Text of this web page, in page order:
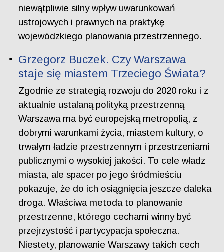
niewątpliwie silny wpływ uwarunkowań
ustrojowych i prawnych na praktykę
wojewódzkiego planowania przestrzennego.
Grzegorz Buczek. Czy Warszawa
staje się miastem Trzeciego Świata?
Zgodnie ze strategią rozwoju do 2020 roku i z
aktualnie ustalaną polityką przestrzenną
Warszawa ma być europejską metropolią, z
dobrymi warunkami życia, miastem kultury, o
trwałym ładzie przestrzennym i przestrzeniami
publicznymi o wysokiej jakości. To cele władz
miasta, ale spacer po jego śródmieściu
pokazuje, że do ich osiągnięcia jeszcze daleka
droga. Właściwa metoda to planowanie
przestrzenne, którego cechami winny być
przejrzystość i partycypacja społeczna.
Niestety, planowanie Warszawy takich cech